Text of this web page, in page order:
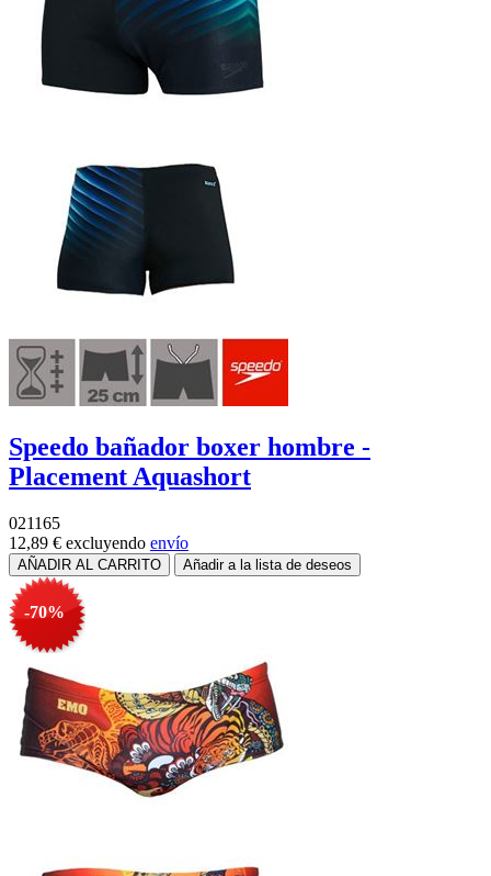
Speedo bañador boxer hombre -
Placement Aquashort
021165
12,89 € excluyendo envío
-70%